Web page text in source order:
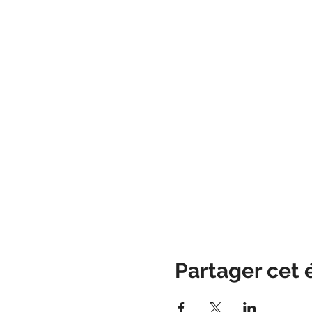
Partager cet